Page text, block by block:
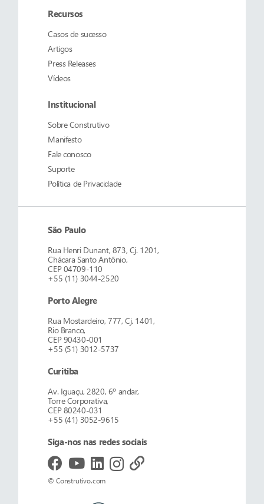
Recursos
Casos de sucesso
Artigos
Press Releases
Vídeos
Institucional
SobreConstrutivo
Manifesto
Fale conosco
Suporte
Política de Privacidade
São Paulo
Rua Henri Dunant, 873, Cj. 1201,
Chácara Santo Antônio,
CEP 04709-110
+55 (11) 3044-2520
Porto Alegre
Rua Mostardeiro, 777, Cj. 1401,
Rio Branco,
CEP 90430-001
+55 (51) 3012-5737
Curitiba
Av. Iguaçu, 2820, 6º andar,
Torre Corporativa,
CEP 80240-031
+55 (41) 3052-9615
Siga-nos nas redes sociais
© Construtivo.com